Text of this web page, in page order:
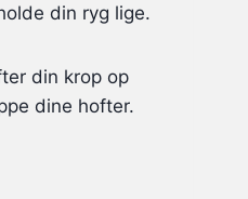
din ryg lige.
din krop op
dine hofter.